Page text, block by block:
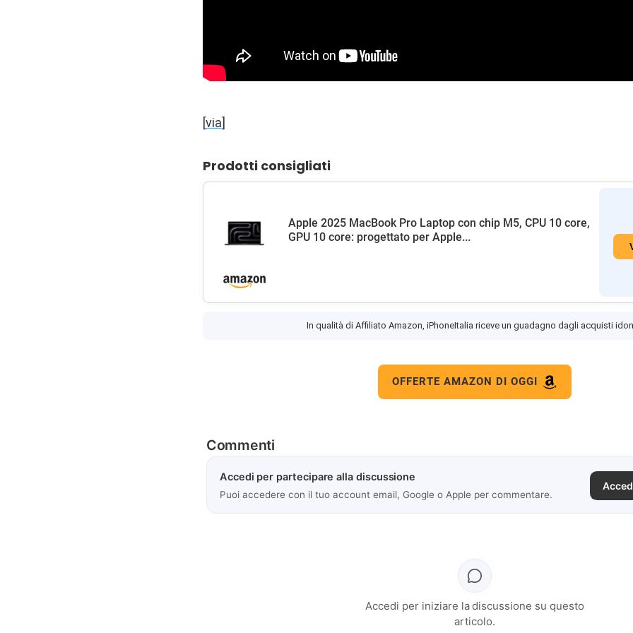
[via]
Prodotti consigliati
Apple 2025 MacBook Pro Laptop con chip M5, CPU 10 core,
GPU 10 core: progettato per Apple...
In qualità di Affiliato Amazon, iPhoneItalia riceve un guadagno dagli acquisti
OFFERTE AMAZON DI OGGI
Commenti
Accedi per partecipare alla discussione
Puoi accedere con il tuo account email, Google o Apple per commentare.
Accedi per iniziare la discussione su questo
articolo.